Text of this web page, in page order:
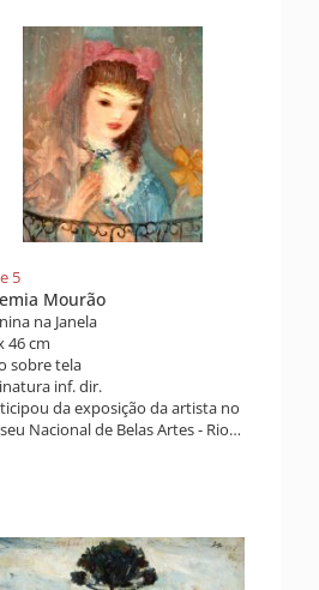
5
Mourão
na Janela
46 cm
sobre tela
inf. dir.
da exposição da artista no
Nacional de Belas Artes - Rio